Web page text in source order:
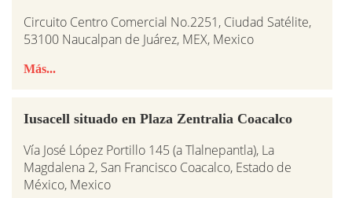
Circuito Centro Comercial No.2251, Ciudad Satélite,
53100 Naucalpan de Juárez, MEX, Mexico
Más...
Iusacell situado en Plaza Zentralia Coacalco
Vía José López Portillo 145 (a Tlalnepantla), La
Magdalena 2, San Francisco Coacalco, Estado de
México, Mexico